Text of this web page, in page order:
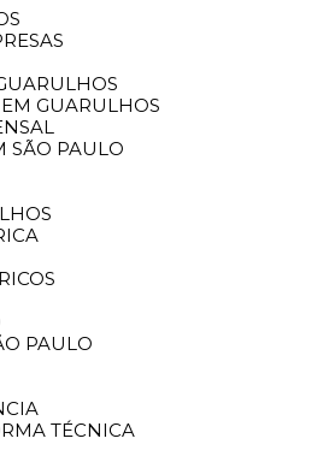
GUARULHOS
SÃO PAULO
PAULO
TÉCNICA